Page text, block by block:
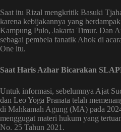
Saat itu Rizal mengkritik Basuki
karena kebijakannya yang
Kampung Pulo, Jakarta Timur. Dan
sebagai pembela fanatik Ahok di
One itu.
Saat Haris Azhar Bicarakan
Untuk informasi, sebelumnya Ajat
dan Leo Yoga Pranata telah
di Mahkamah Agung (MA) pada
menggugat materi hukum yang
No. 25 Tahun 2021.